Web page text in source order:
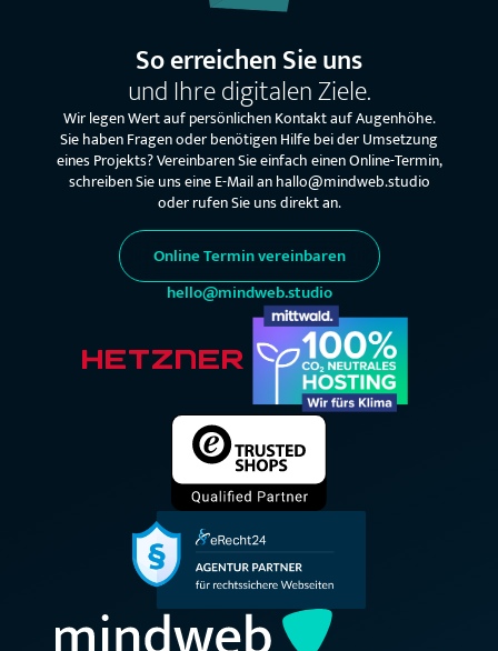
So erreichen Sie uns
und Ihre digitalen Ziele.
Wir legen Wert auf persönlichen Kontakt auf Augenhöhe.
Sie haben Fragen oder benötigen Hilfe bei der Umsetzung
eines Projekts? Vereinbaren Sie einfach einen Online-Termin,
schreiben Sie uns eine E-Mail an hallo@mindweb.studio
oder rufen Sie uns direkt an.
Online Termin vereinbaren
hello@mindweb.studio